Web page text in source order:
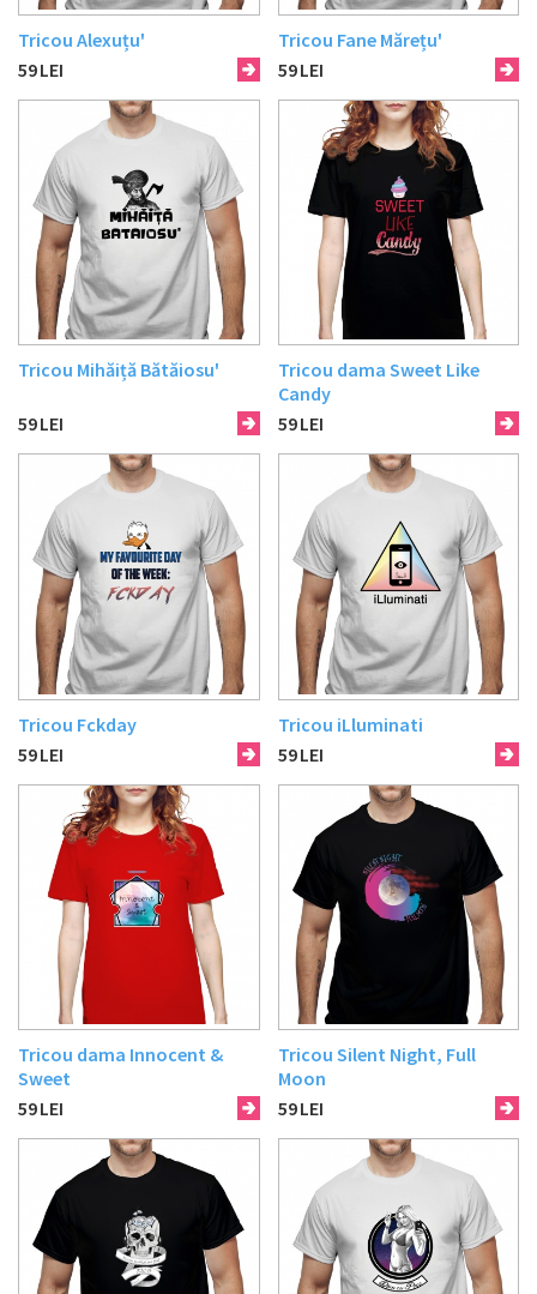
Tricou Alexuțu'
59LEI
Tricou Fane Mărețu'
59LEI
Tricou Mihăiță Bătăiosu'
59LEI
Tricou dama Sweet Like
Candy
59LEI
Tricou Fckday
59LEI
Tricou iLluminati
59LEI
Tricou dama Innocent &
Sweet
59LEI
Tricou Silent Night, Full
Moon
59LEI